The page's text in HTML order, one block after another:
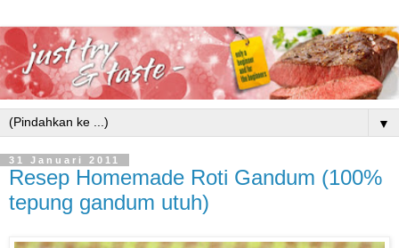
▼
31 Januari 2011
Resep Homemade Roti Gandum (100%
tepung gandum utuh)